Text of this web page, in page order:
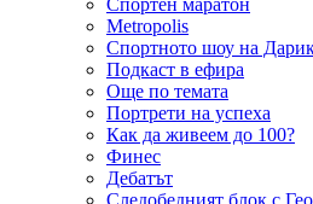
Спортен маратон
Metropolis
Спортното шоу на
Подкаст в ефира
Още по темата
Портрети на успеха
Как да живеем до 100?
Финес
Дебатът
Следобедният блок с